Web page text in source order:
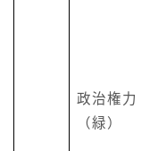
政治権力
（緑）